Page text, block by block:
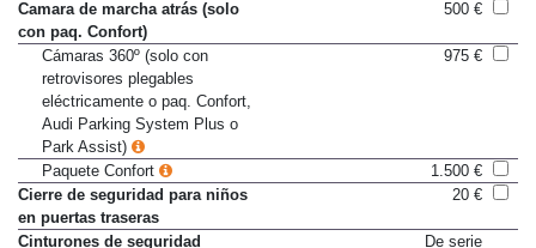
carril
Camara de marcha atrás (solo
con paq. Confort)
Cámaras 360º (solo con
retrovisores plegables
eléctricamente o paq. Confort,
Audi Parking System Plus o
Park Assist)
Paquete Confort
1.500 €
Cierre de seguridad para niños
en puertas traseras